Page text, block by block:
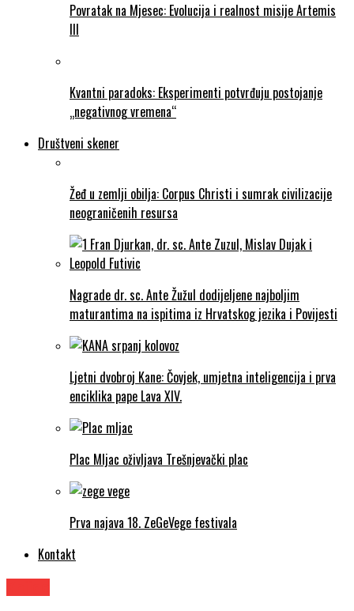
Povratak na Mjesec: Evolucija i realnost misije Artemis
III
Kvantni paradoks: Eksperimenti potvrđuju postojanje
„negativnog vremena“
Društveni skener
Žeđ u zemlji obilja: Corpus Christi i sumrak civilizacije
neograničenih resursa
Nagrade dr. sc. Ante Žužul dodijeljene najboljim
maturantima na ispitima iz Hrvatskog jezika i Povijesti
Ljetni dvobroj Kane: Čovjek, umjetna inteligencija i prva
enciklika pape Lava XIV.
Plac Mljac oživljava Trešnjevački plac
Prva najava 18. ZeGeVege festivala
Kontakt